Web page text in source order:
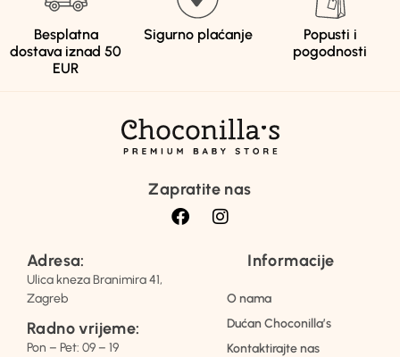
Besplatna
dostava iznad 50
EUR
Sigurno plaćanje
Popusti i
pogodnosti
Zapratite nas
Adresa:
Ulica kneza Branimira 41,
Zagreb
Radno vrijeme:
Pon – Pet: 09 – 19
Informacije
O nama
Dućan Choconilla’s
Kontaktirajte nas